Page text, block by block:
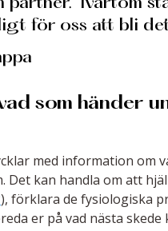
för oss att bli
som händer
med information
Det kan handla om att
), förklara de fysiologiska
er på vad nästa